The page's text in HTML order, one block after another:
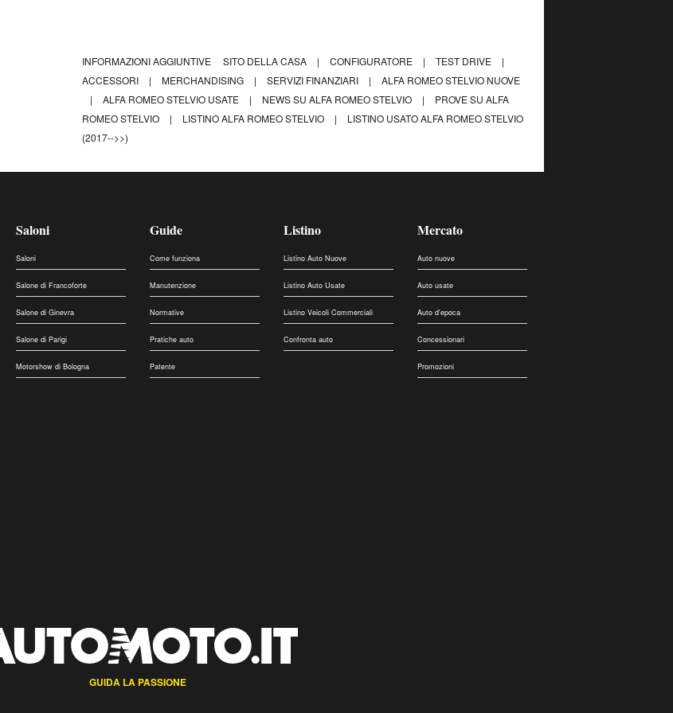
INFORMAZIONI AGGIUNTIVE SITO DELLA CASA | CONFIGURATORE | TEST DRIVE
|
ACCESSORI
| MERCHANDISING | SERVIZI FINANZIARI |
ALFA ROMEO STELVIO NUOVE
|
ALFA ROMEO STELVIO USATE | NEWS SU ALFA ROMEO STELVIO |
PROVE SU ALFA
ROMEO STELVIO
| LISTINO ALFA ROMEO STELVIO |
LISTINO USATO ALFA ROMEO STELVIO
(2017-->>)
Saloni
Saloni
Salone di Francoforte
Salone di Ginevra
Salone di Parigi
Motorshow di Bologna
Guide
Come funziona
Manutenzione
Normative
Pratiche auto
Patente
Listino
Listino Auto Nuove
Listino Auto Usate
Listino Veicoli Commerciali
Confronta auto
Mercato
Auto nuove
Auto usate
Auto d'epoca
Concessionari
Promozioni
GUIDA LA PASSIONE